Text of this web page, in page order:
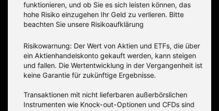
funktionieren, und ob Sie es sich leisten können, das
hohe Risiko einzugehen Ihr Geld zu verlieren. Bitte
beachten Sie unsere Risikoaufklärung
Risikowarnung: Der Wert von Aktien und ETFs, die über
ein Aktienhandelskonto gekauft werden, kann steigen
und fallen. Die Wertentwicklung in der Vergangenheit ist
keine Garantie für zukünftige Ergebnisse.
Transaktionen mit nicht lieferbaren außerbörslichen
Instrumenten wie Knock-out-Optionen und CFDs sind